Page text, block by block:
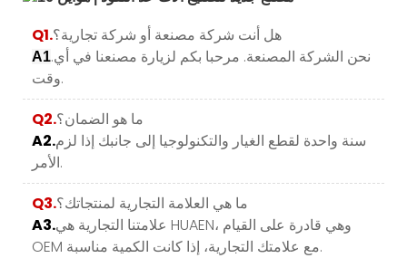
Q1.هل أنت شركة مصنعة أو شركة تجارية؟
A1.نحن الشركة المصنعة. مرحبا بكم لزيارة مصنعنا في أي
وقت.
Q2.ما هو الضمان؟
A2.سنة واحدة لقطع الغيار والتكنولوجيا إلى جانبك إذا لزم
الأمر.
Q3.ما هي العلامة التجارية لمنتجاتك؟
A3.علامتنا التجارية هي HUAEN، وهي قادرة على القيام
OEM مع علامتك التجارية، إذا كانت الكمية مناسبة.